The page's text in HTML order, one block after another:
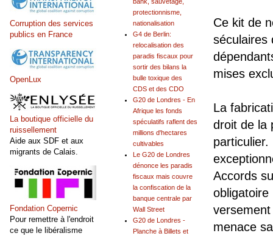
Ce kit de
séculaires
mises
La
droit de la
Accords
menace
protectionnisme,
nationalisation
G4 de Berlin:
relocalisation des
paradis fiscaux pour
sortir des bilans la
bulle toxique des
CDS et des CDO
G20 de Londres - En
Afrique les fonds
spéculatifs raflent des
millions d'hectares
cultivables
Le G20 de Londres
dénonce les paradis
fiscaux mais couvre
la confiscation de la
banque centrale par
Wall Street
G20 de Londres -
Planche à Billets et
Corruption des services
publics en France
OpenLux
La boutique officielle du
ruissellement
Aide aux SDF et aux
migrants de Calais.
Fondation Copernic
Pour remettre à l'endroit
ce que le libéralisme